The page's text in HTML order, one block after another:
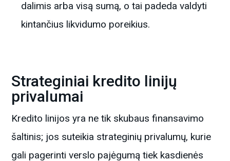
dalimis arba visą sumą, o tai padeda valdyti
kintančius likvidumo poreikius.
Strateginiai kredito linijų
privalumai
Kredito linijos yra ne tik skubaus finansavimo
šaltinis; jos suteikia strateginių privalumų, kurie
gali pagerinti verslo pajėgumą tiek kasdienės